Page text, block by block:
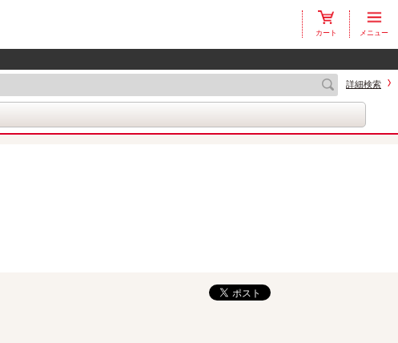
カート メニュー
詳細検索